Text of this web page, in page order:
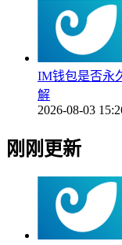
IM钱包是否永
解
2026-08-03
刚刚更新